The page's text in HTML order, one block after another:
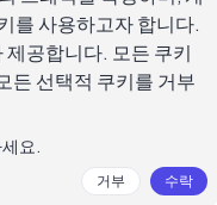
인가요?
스트를 읽고 개선된 버
를 사용하고자 합니다.
공합니다. 모든 쿠키
든 선택적 쿠키를 거부
요.
거부 수락